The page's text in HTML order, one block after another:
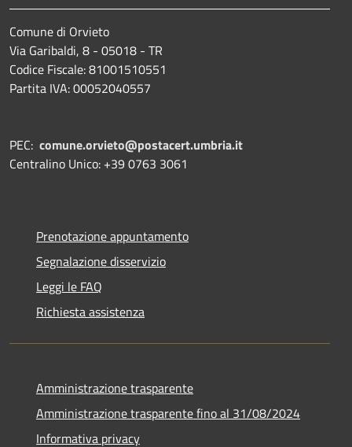
Comune di Orvieto
Via Garibaldi, 8 - 05018 - TR
Codice Fiscale: 81001510551
Partita IVA: 00052040557
PEC: comune.orvieto@postacert.umbria.it
Centralino Unico: +39 0763 3061
Prenotazione appuntamento
Segnalazione disservizio
Leggi le FAQ
Richiesta assistenza
Amministrazione trasparente
Amministrazione trasparente fino al 31/08/2024
Informativa privacy